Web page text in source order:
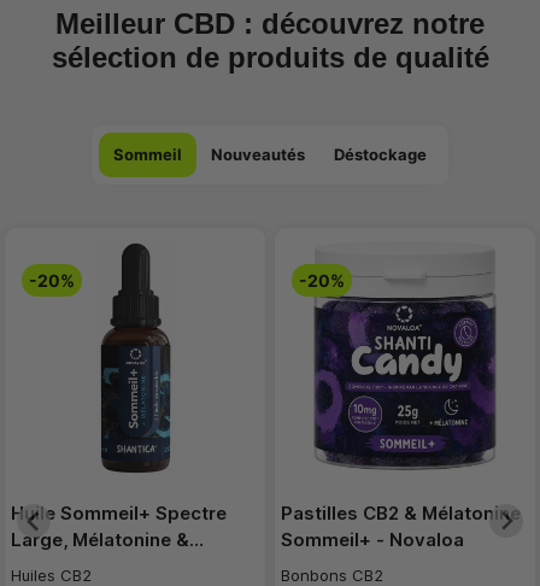
Meilleur CBD : découvrez notre
sélection de produits de qualité
Sommeil Nouveautés Déstockage
-20%
Huile Sommeil+ Spectre
Large, Mélatonine &…
Huiles CB2
-20%
Pastilles CB2 & Mélatonine
Sommeil+ - Novaloa
Bonbons CB2